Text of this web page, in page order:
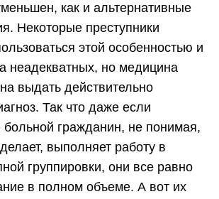
как и альтернативные
Некоторые преступники
этой особенностью и
неадекватных, но медицина
выдать действительно
Так что даже если
больной гражданин, не понимая,
выполняет работу в
группировки, они все равно
в полном объеме. А вот их